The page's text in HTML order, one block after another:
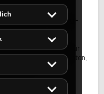
Moving-
Scheinwerfer für
bei Festivals, Stadtfesten,
und